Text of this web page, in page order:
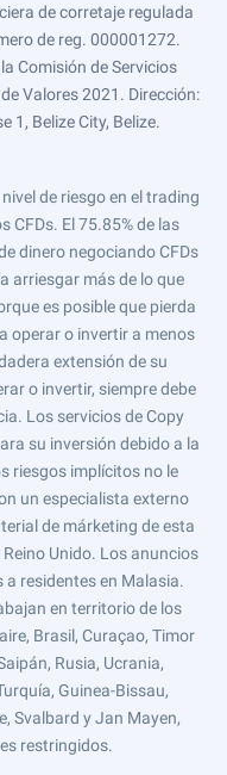
de corretaje regulada
de reg. 000001272.
Comisión de Servicios
Valores 2021. Dirección:
1, Belize City, Belize.
de riesgo en el trading
CFDs. El 75.85% de las
dinero negociando CFDs
arriesgar más de lo que
es posible que pierda
operar o invertir a menos
extensión de su
o invertir, siempre debe
Los servicios de Copy
su inversión debido a la
riesgos implícitos no le
un especialista externo
de márketing de esta
Unido. Los anuncios
residentes en Malasia.
en territorio de los
Brasil, Curaçao, Timor
Rusia, Ucrania,
Guinea-Bissau,
Svalbard y Jan Mayen,
restringidos.